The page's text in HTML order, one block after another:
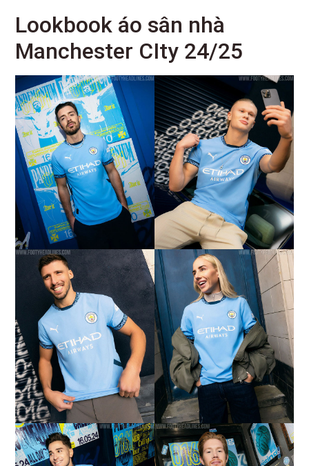
Lookbook áo sân nhà
Manchester CIty 24/25